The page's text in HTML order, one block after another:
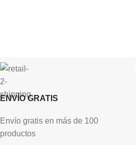
ENVÍO GRATIS
Envío gratis en más de 100
productos